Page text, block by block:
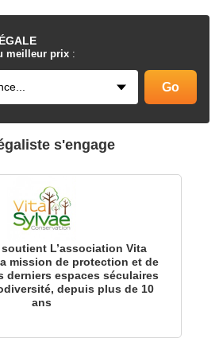
meilleur prix :
s'engage
L’association Vita
mission de protection et de
derniers espaces séculaires
depuis plus de 10
ans